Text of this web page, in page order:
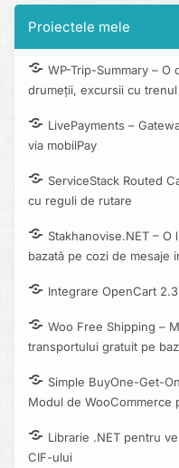
Proiectele mele
WP-Trip-Summary – O
drumeții, excursii cu
LivePayments –
via mobilPay
ServiceStack Routed
cu reguli de rutare
Stakhanovise.NET –
bazată pe cozi de mesaje
Integrare OpenCart
Woo Free Shipping –
transportului gratuit pe
Simple BuyOne-Get-
Modul de WooCommerce
Librarie .NET pentru
CIF-ului